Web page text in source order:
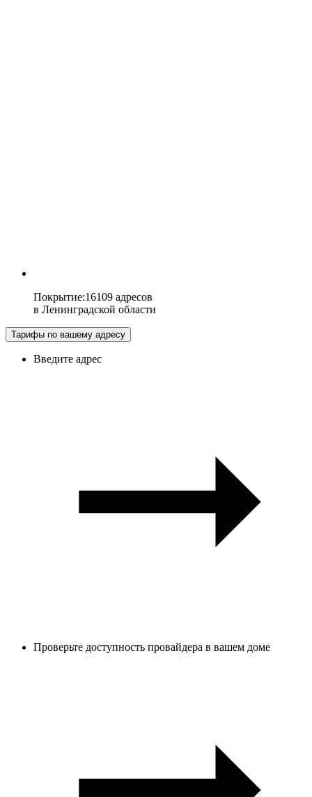
Покрытие:16109 адресов
в Ленинградской области
Тарифы по вашему адресу
Введите адрес
Проверьте доступность провайдера в вашем доме